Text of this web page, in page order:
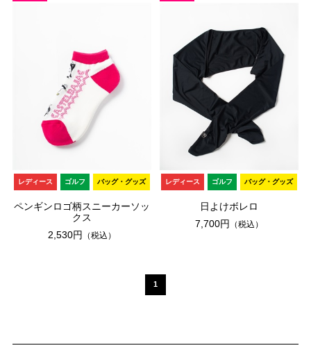
レディース ゴルフ バッグ・グッズ
ペンギンロゴ柄スニーカーソッ
クス
2,530円
（税込）
レディース ゴルフ バッグ・グッズ
日よけボレロ
7,700円
（税込）
1